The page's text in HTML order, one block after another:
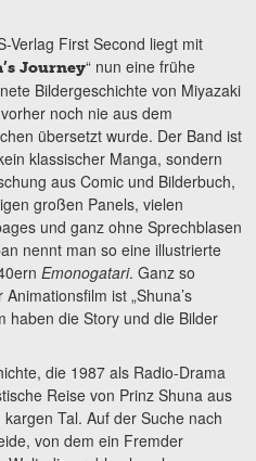
Verlag First Second liegt mit
Journey“ nun eine frühe
Bildergeschichte von Miyazaki
noch nie aus dem
übersetzt wurde. Der Band ist
klassischer Manga, sondern
aus Comic und Bilderbuch,
großen Panels, vielen
und ganz ohne Sprechblasen
nennt man so eine illustrierte
Emonogatari. Ganz so
ist „Shuna’s
haben die Story und die Bilder
die 1987 als Radio-Drama
Reise von Prinz Shuna aus
Tal. Auf der Suche nach
von dem ein Fremder